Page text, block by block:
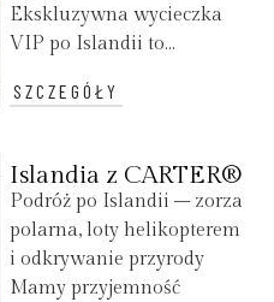
Ekskluzywna wycieczka
VIP po Islandii to...
SZCZEGÓŁY
Islandia z CARTER®
Podróż po Islandii – zorza
polarna, loty helikopterem
i odkrywanie przyrody
Mamy przyjemność